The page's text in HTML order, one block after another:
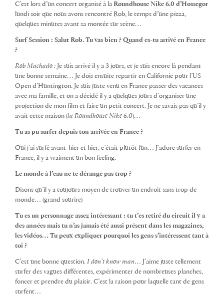
C’est lors d’un concert organisé à la Roundhouse Nike 6.0 d’Hossegor
lundi soir que nous avons rencontré Rob, le temps d’une pizza,
quelques minutes avant sa montée sur scène…
Surf Session : Salut Rob. Tu vas bien ? Quand es-tu arrivé en France
?
Rob Machado : Je suis arrivé il y a 3 jours, et je suis encore là pendant
une bonne semaine… Je dois ensuite repartir en Californie pour l’US
Open d’Huntington. Je suis juste venu en France passer des vacances
avec ma famille, et on a décidé il y a quelques jours d’organiser une
projection de mon film et faire un petit concert. Je ne savais pas qu’il y
avait cette maison (la Roundhouse Nike 6.0)…
Tu as pu surfer depuis ton arrivée en France ?
Oui j’ai surfé avant-hier et hier, c’était plutôt fun… J’adore surfer en
France, il y a vraiment un bon feeling.
Le monde à l’eau ne te dérange pas trop ?
Disons qu’il y a toujours moyen de trouver un endroit sans trop de
monde… (grand sourire)
Tu es un personnage assez intéressant : tu t’es retiré du circuit il y a
des années mais tu n’as jamais été aussi présent dans les magazines,
les vidéos… Tu peux expliquer pourquoi les gens s’intéressent tant à
toi ?
C’est une bonne question. I don’t know man… J’aime juste tellement
surfer des vagues différentes, expérimenter de nombreuses planches,
foncer et prendre du plaisir. C’est la raison pour laquelle tant de gens
surfent…